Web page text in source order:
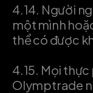
4.14. Người
một mình
thể có được
4.15. Mọi thực
Olymptrade